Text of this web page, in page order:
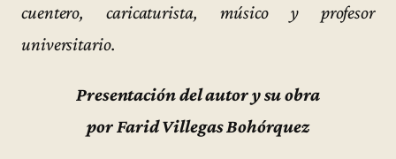
cuentero, caricaturista, músico y profesor
universitario.
Presentación del autor y su obra
por Farid Villegas Bohórquez